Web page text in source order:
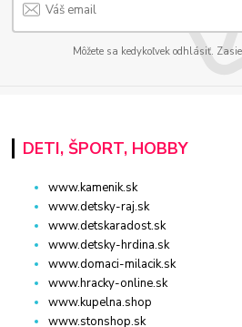
Môžete sa kedykoľvek odhlásiť.
DETI, ŠPORT, HOBBY
www.kamenik.sk
www.detsky-raj.sk
www.detskaradost.sk
www.detsky-hrdina.sk
www.domaci-milacik.sk
www.hracky-online.sk
www.kupelna.shop
www.stonshop.sk